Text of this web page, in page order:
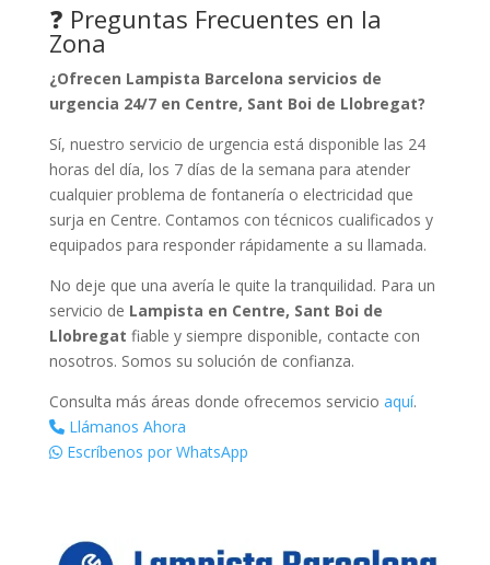
❓ Preguntas Frecuentes en la
Zona
¿Ofrecen Lampista Barcelona servicios de
urgencia 24/7 en Centre, Sant Boi de Llobregat?
Sí, nuestro servicio de urgencia está disponible las 24
horas del día, los 7 días de la semana para atender
cualquier problema de fontanería o electricidad que
surja en Centre. Contamos con técnicos cualificados y
equipados para responder rápidamente a su llamada.
No deje que una avería le quite la tranquilidad. Para un
servicio de Lampista en Centre, Sant Boi de
Llobregat fiable y siempre disponible, contacte con
nosotros. Somos su solución de confianza.
Consulta más áreas donde ofrecemos servicio aquí.
Llámanos Ahora
Escríbenos por WhatsApp